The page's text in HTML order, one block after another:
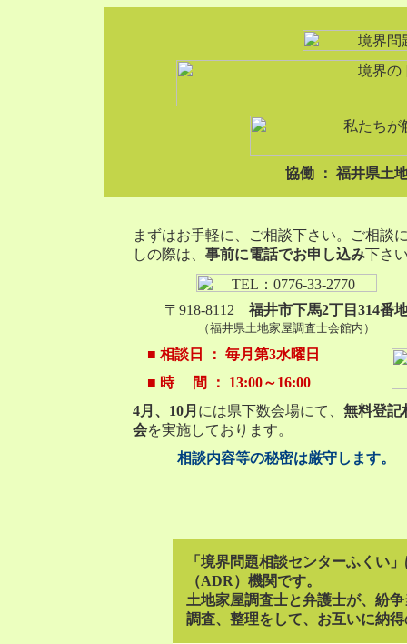
協働 ： 福井県土
まずはお手軽に、ご相談下さい。ご相談
しの際は、 事前に電話でお申し込み下さ
〒918-8112 福井市下馬2丁目314番
（福井県土地家屋調査士会館内）
■ 相談日 ： 毎月第3水曜日
■ 時 間 ： 13:00～16:00
4月、10月 には県下数会場にて、 無料登記
会を実施しております。
相談内容等の秘密は厳守します。
「境界問題相談センターふくい
（ADR）機関です。
土地家屋調査士と弁護士が、紛
調査、整理をして、お互いに納